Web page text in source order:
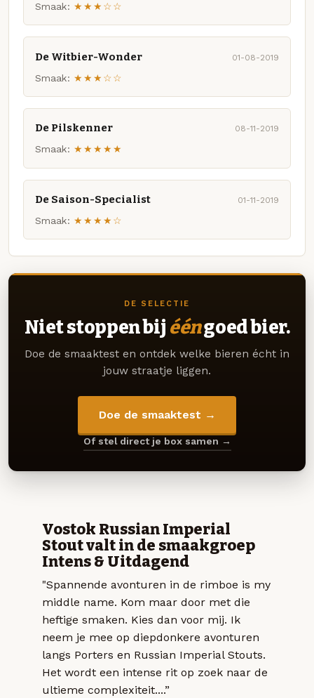
Smaak: ★★★☆☆
De Witbier-Wonder 01-08-2019
Smaak: ★★★☆☆
De Pilskenner 08-11-2019
Smaak: ★★★★★
De Saison-Specialist 01-11-2019
Smaak: ★★★★☆
DE SELECTIE
Niet stoppen bij ééngoed bier.
Doe de smaaktest en ontdek welke bieren écht in
jouw straatje liggen.
Doe de smaaktest →
Of stel direct je box samen →
Vostok Russian Imperial
Stout valt in de smaakgroep
Intens & Uitdagend
"Spannende avonturen in de rimboe is my
middle name. Kom maar door met die
heftige smaken. Kies dan voor mij. Ik
neem je mee op diepdonkere avonturen
langs Porters en Russian Imperial Stouts.
Het wordt een intense rit op zoek naar de
ultieme complexiteit....”